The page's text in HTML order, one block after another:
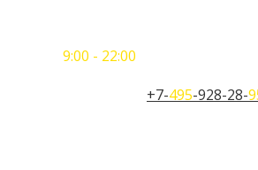
9:00 - 22:00
+7-495-928-28-